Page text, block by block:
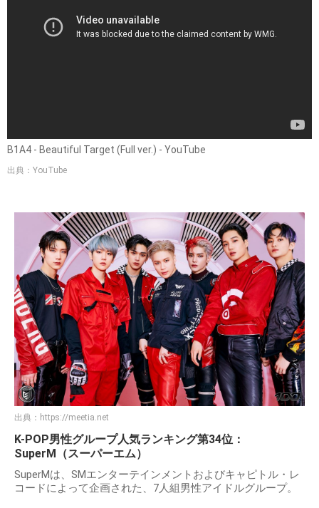
B1A4 - Beautiful Target (Full ver.) - YouTube
出典：YouTube
出典： https://meetia.net
K-POP男性グループ人気ランキング第34位：
SuperM（スーパーエム）
SuperMは、SMエンターテインメントおよびキャピトル・レ
コードによって企画された、7人組男性アイドルグループ。